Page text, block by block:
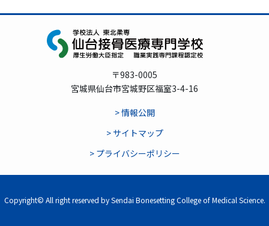
〒983-0005
宮城県仙台市宮城野区福室3-4-16
> 情報公開
> サイトマップ
> プライバシーポリシー
Copyright© All right reserved by Sendai Bonesetting College of Medical Science.